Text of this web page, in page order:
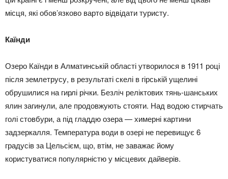
місця, які обов’язково варто відвідати туристу.
Каїнди
Озеро Каїнди в Алматинській області утворилося в 1911 році
після землетрусу, в результаті скелі в гірській ущелині
обрушилися на гирлі річки. Безліч реліктових тянь-шанських
ялин загинули, але продовжують стояти. Над водою стирчать
голі стовбури, а під гладдю озера — химерні картини
задзеркалля. Температура води в озері не перевищує 6
градусів за Цельсієм, що, втім, не заважає йому
користуватися популярністю у місцевих дайверів.